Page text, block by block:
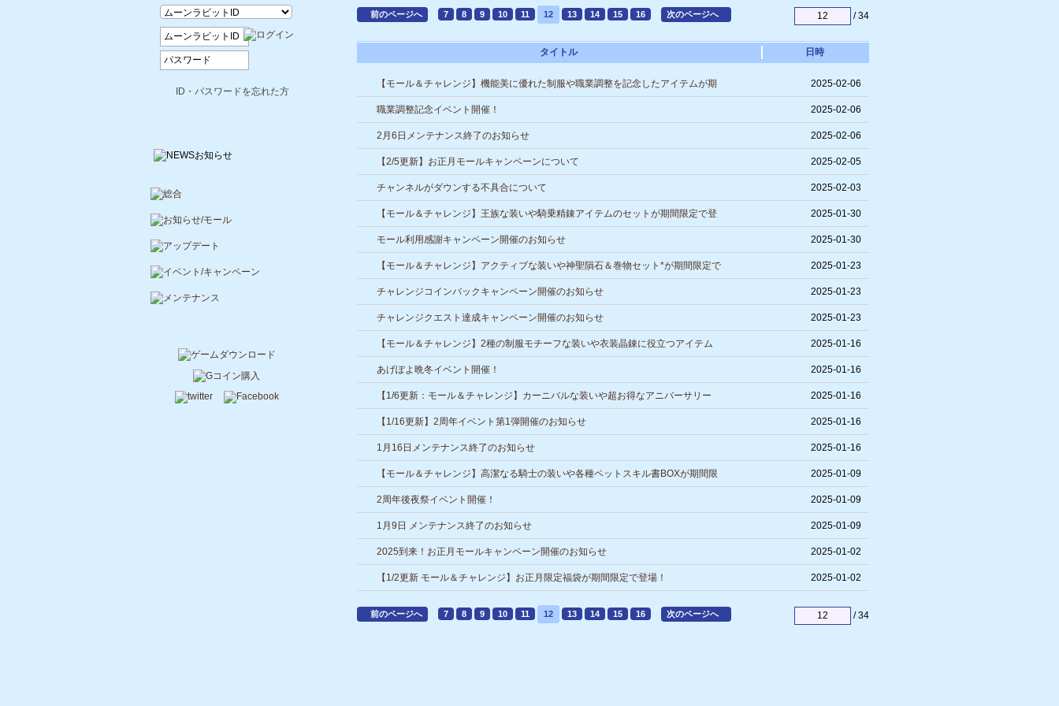
前のページへ 7 8 9 10 11 12 13 14 15 16 次のページへ / 34
タイトル 日時
【モール＆チャレンジ】機能美に優れた制服や職業調整を記念したアイテムが期
間限定で登場！
2025-02-06
職業調整記念イベント開催！ 2025-02-06
2月6日メンテナンス終了のお知らせ 2025-02-06
【2/5更新】お正月モールキャンペーンについて 2025-02-05
チャンネルがダウンする不具合について 2025-02-03
【モール＆チャレンジ】王族な装いや騎乗精錬アイテムのセットが期間限定で登
場！
2025-01-30
モール利用感謝キャンペーン開催のお知らせ 2025-01-30
【モール＆チャレンジ】アクティブな装いや神聖隕石＆巻物セット*が期間限定で
登場！
2025-01-23
チャレンジコインバックキャンペーン開催のお知らせ 2025-01-23
チャレンジクエスト達成キャンペーン開催のお知らせ 2025-01-23
【モール＆チャレンジ】2種の制服モチーフな装いや衣装晶錬に役立つアイテム
BOXが期間限定で登場！
2025-01-16
あげぽよ晩冬イベント開催！ 2025-01-16
【1/6更新：モール＆チャレンジ】カーニバルな装いや超お得なアニバーサリー
BOXが期間限定で登場！
2025-01-16
【1/16更新】2周年イベント第1弾開催のお知らせ 2025-01-16
1月16日メンテナンス終了のお知らせ 2025-01-16
【モール＆チャレンジ】高潔なる騎士の装いや各種ペットスキル書BOXが期間限
定で登場！
2025-01-09
2周年後夜祭イベント開催！ 2025-01-09
1月9日 メンテナンス終了のお知らせ 2025-01-09
2025到来！お正月モールキャンペーン開催のお知らせ 2025-01-02
【1/2更新 モール＆チャレンジ】お正月限定福袋が期間限定で登場！ 2025-01-02
前のページへ 7 8 9 10 11 12 13 14 15 16 次のページへ / 34
ID・パスワードを忘れた方